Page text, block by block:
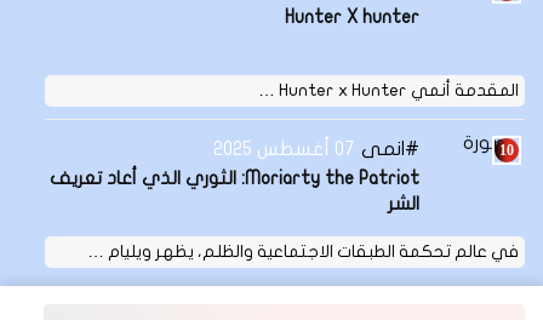
Hunter X hunter
المقدمة أنمي Hunter x Hunter …
انمى 07 أغسطس 2025
Moriarty the Patriot: الثوري الذي أعاد تعريف
الشر
في عالم تحكمة الطبقات الاجتماعية والظلم، يظهر ويليام …